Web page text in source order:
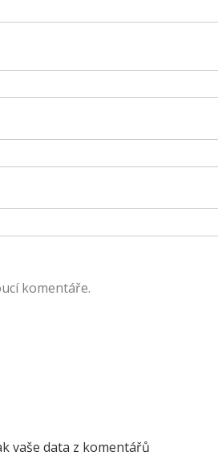
komentáře.
vaše data z komentářů